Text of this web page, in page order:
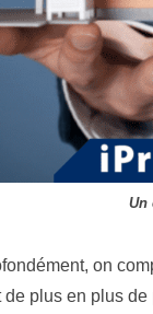
Un
on
de plus en plus